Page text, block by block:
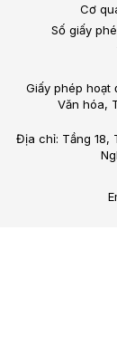
Cơ
Số giấy
Giấy phép hoạt
Văn hóa,
Địa chỉ: Tầng 18,